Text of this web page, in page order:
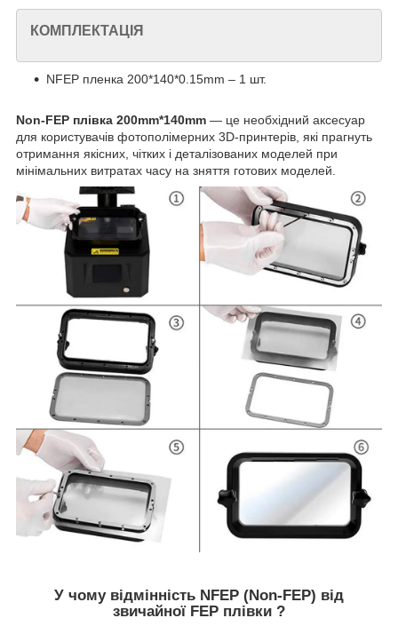
КОМПЛЕКТАЦІЯ
NFEP пленка 200*140*0.15mm – 1 шт.
Non-FEP плівка 200mm*140mm — це необхідний аксесуар
для користувачів фотополімерних 3D-принтерів, які прагнуть
отримання якісних, чітких і деталізованих моделей при
мінімальних витратах часу на зняття готових моделей.
У чому відмінність NFEP (Non-FEP) від
звичайної FEP плівки ?